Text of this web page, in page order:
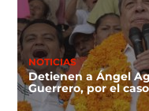
NOTICIAS
Detienen a Ángel
Guerrero, por el